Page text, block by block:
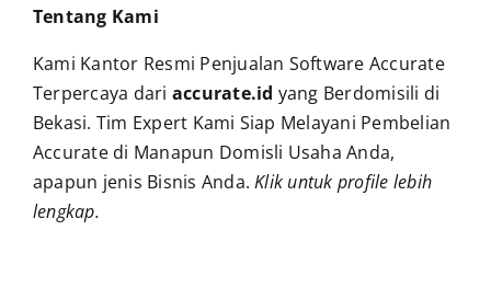
Tentang Kami
Kami Kantor Resmi Penjualan Software Accurate
Terpercaya dari accurate.id yang Berdomisili di
Bekasi. Tim Expert Kami Siap Melayani Pembelian
Accurate di Manapun Domisli Usaha Anda,
apapun jenis Bisnis Anda.Klik untuk profile lebih
lengkap.